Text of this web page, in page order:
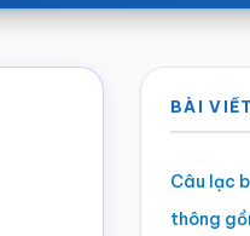
chính
BÀI
Câu lạc
thông